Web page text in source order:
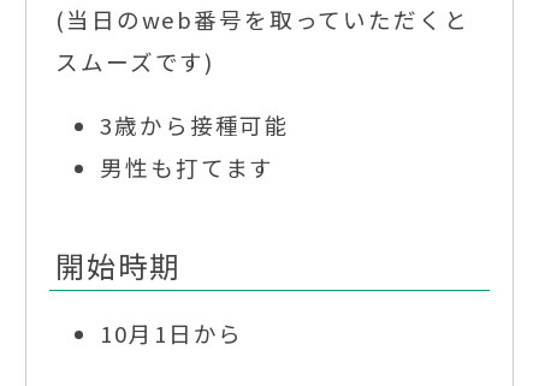
(当日のweb番号を取っていただくと
スムーズです)
3歳から接種可能
男性も打てます
開始時期
10月1日から